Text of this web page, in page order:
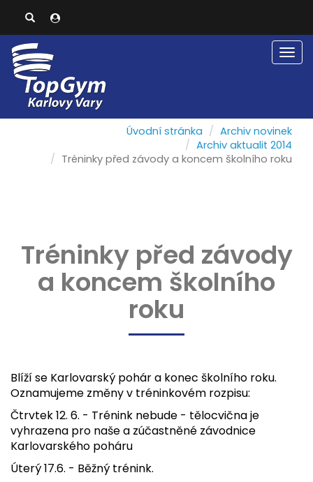
Úvodní stránka
Archiv novinek
Archiv aktualit 2014
Tréninky před závody a koncem školního roku
Tréninky před závody
a koncem školního
roku
Blíží se Karlovarský pohár a konec školního roku.
Oznamujeme změny v tréninkovém rozpisu:
Čtrvtek 12. 6. - Trénink nebude - tělocvična je
vyhrazena pro naše a zúčastněné závodnice
Karlovarského poháru
Úterý 17.6. - Běžný trénink.